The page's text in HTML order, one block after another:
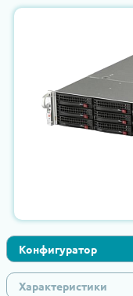
Конфигуратор
Характеристики